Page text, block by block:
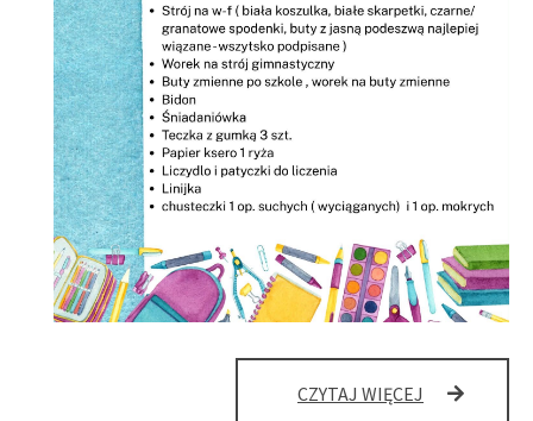
CZYTAJ WIĘCEJ WYPRAWKA